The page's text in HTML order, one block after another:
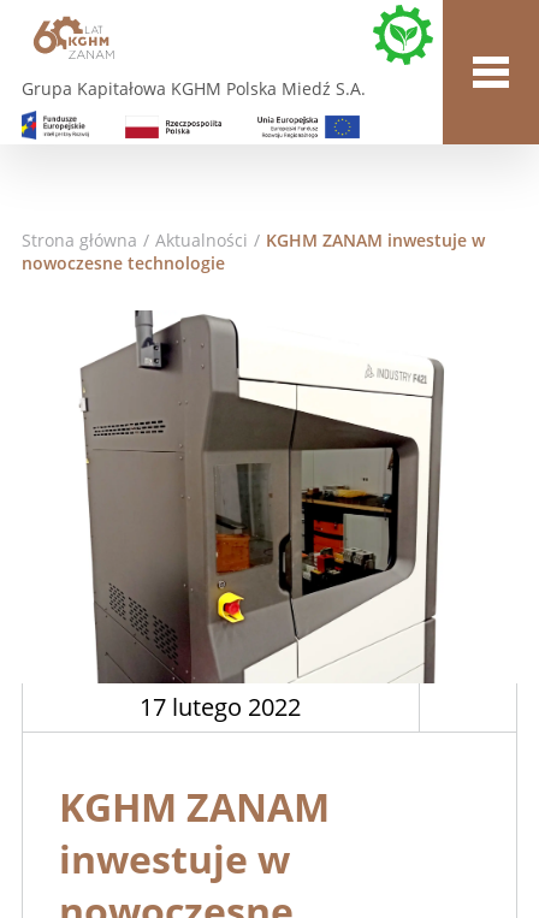
Grupa Kapitałowa KGHM Polska Miedź S.A.
Strona główna / Aktualności / KGHM ZANAM inwestuje w
nowoczesne technologie
17 lutego 2022
KGHM ZANAM
inwestuje w